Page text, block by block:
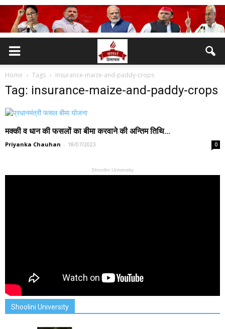
Home Tags Insurance-maize-and-paddy-crops
Tag: insurance-maize-and-paddy-crops
मक्की व धान की फसलों का बीमा करवाने की अन्तिम तिथि...
Priyanka Chauhan - 18/07/2023 0
Shoolini University
Shoolini University